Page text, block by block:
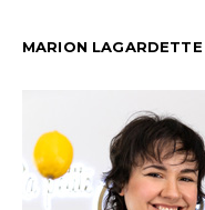
MARION LAGARDETTE